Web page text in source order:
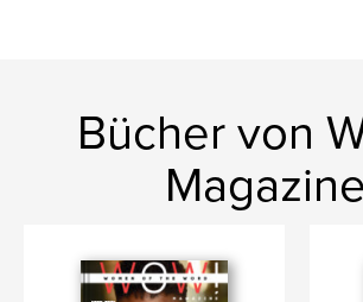
Bücher von
Magazine